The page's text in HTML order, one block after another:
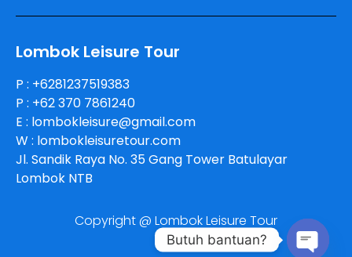
Lombok Leisure Tour
P : +6281237519383
P : +62 370 7861240
E : lombokleisure@gmail.com
W : lombokleisuretour.com
Jl. Sandik Raya No. 35 Gang Tower Batulayar
Lombok NTB
Copyright @ Lombok Leisure Tour
Butuh bantuan?